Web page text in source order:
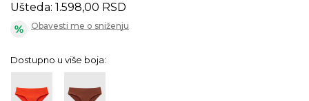
Ušteda: 1.598,00 RSD
Obavesti me o sniženju
Dostupno u više boja: